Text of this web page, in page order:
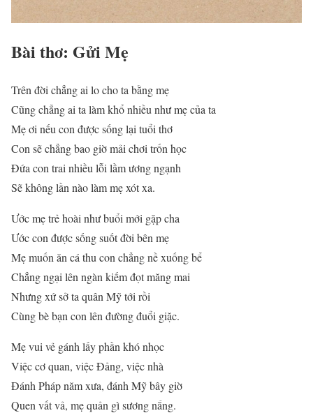
Bài thơ: Gửi Mẹ
Trên đời chẳng ai lo cho ta bằng mẹ
Cũng chẳng ai ta làm khổ nhiều như mẹ của ta
Mẹ ơi nếu con được sống lại tuổi thơ
Con sẽ chẳng bao giờ mải chơi trốn học
Đứa con trai nhiều lỗi lầm ương ngạnh
Sẽ không lần nào làm mẹ xót xa.
Ước mẹ trẻ hoài như buổi mới gặp cha
Ước con được sống suốt đời bên mẹ
Mẹ muốn ăn cá thu con chẳng nề xuống bể
Chẳng ngại lên ngàn kiếm đọt măng mai
Nhưng xứ sở ta quân Mỹ tới rồi
Cùng bè bạn con lên đường đuổi giặc.
Mẹ vui vẻ gánh lấy phần khó nhọc
Việc cơ quan, việc Đảng, việc nhà
Đánh Pháp năm xưa, đánh Mỹ bây giờ
Quen vất vả, mẹ quản gì sương nắng.